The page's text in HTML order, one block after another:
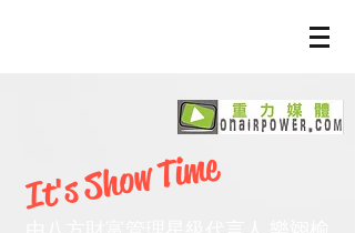
It's Show Time